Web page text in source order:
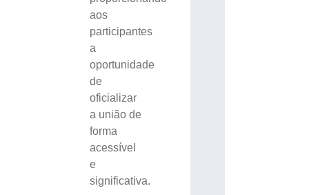
aos
participantes
a
oportunidade
de
oficializar
a união de
forma
acessível
e
significativa.